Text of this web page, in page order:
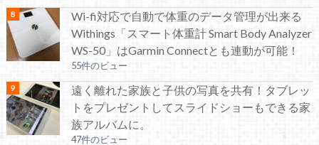
Wi-fi対応で自動で体重のデータ管理が出来る
Withings「スマート体重計 Smart Body Analyzer
WS-50」はGarmin Connectとも連動が可能！
55件のビュー
遠く離れた家族と子供の写真を共有！タブレッ
トをプレゼントしてスライドショーもできる家
族アルバムに。
47件のビュー